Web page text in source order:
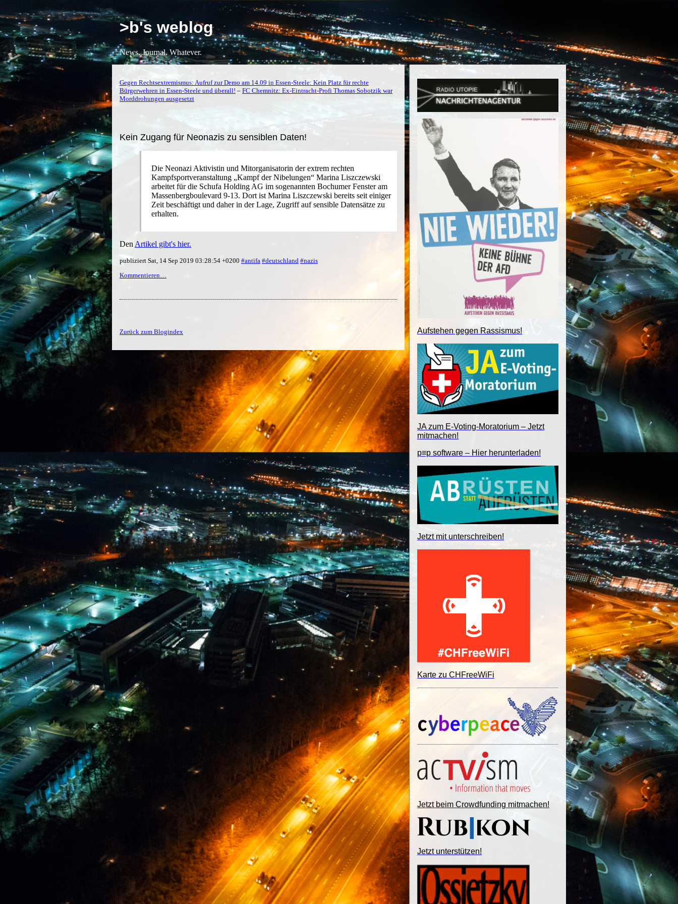
>b's weblog
News. Journal. Whatever.
Aufstehen gegen Rassismus!
JA zum E-Voting-Moratorium – Jetzt
mitmachen!
p≡p software – Hier herunterladen!
Jetzt mit unterschreiben!
Karte zu CHFreeWiFi
Jetzt beim Crowdfunding mitmachen!
Jetzt unterstützen!
Gegen Rechtsextremismus: Aufruf zur Demo am 14.09 in Essen-Steele: Kein Platz für rechte
Bürgerwehren in Essen-Steele und überall! – FC Chemnitz: Ex-Eintracht-Profi Thomas Sobotzik war
Morddrohungen ausgesetzt
Kein Zugang für Neonazis zu sensiblen Daten!
Die Neonazi Aktivistin und Mitorganisatorin der extrem rechten
Kampfsportveranstaltung „Kampf der Nibelungen“ Marina Liszczewski
arbeitet für die Schufa Holding AG im sogenannten Bochumer Fenster am
Massenbergboulevard 9-13. Dort ist Marina Liszczewski bereits seit einiger
Zeit beschäftigt und daher in der Lage, Zugriff auf sensible Datensätze zu
erhalten.
Den Artikel gibt's hier.
publiziert Sat, 14 Sep 2019 03:28:54 +0200 #antifa #deutschland #nazis
Kommentieren…
Zurück zum Blogindex